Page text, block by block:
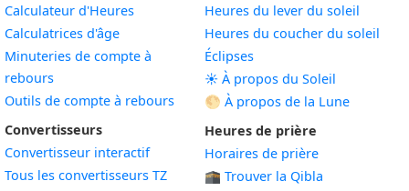
Calculateur d'Heures
Calculatrices d'âge
Minuteries de compte à
rebours
Outils de compte à rebours
Convertisseurs
Convertisseur interactif
Tous les convertisseurs TZ
Heures du lever du soleil
Heures du coucher du soleil
Éclipses
☀️ À propos du Soleil
🌕 À propos de la Lune
Heures de prière
Horaires de prière
🕋 Trouver la Qibla